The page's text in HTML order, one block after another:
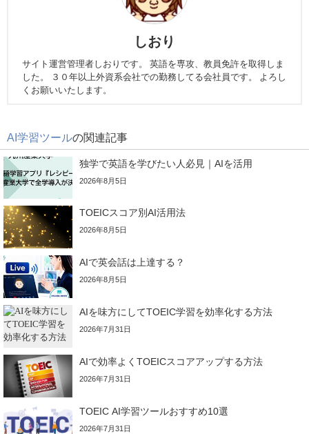
しおり
サイト運営管理者しおりです。 英語を専攻、教員免許を取得しま
した。 ３０年以上外資系会社での勤務してる会社員です。 よろし
くお願いいたします。
AI学習ツールの関連記事
独学で英語を学びたい人必見｜AIを活用
2026年8月5日
TOEICスコア別AI活用法
2026年8月5日
AIで英会話は上達する？
2026年8月5日
AIを味方にしてTOEIC学習を効率化する方法
2026年7月31日
AIで効率よくTOEICスコアアップする方法
2026年7月31日
TOEIC AI学習ツールおすすめ10選
2026年7月31日